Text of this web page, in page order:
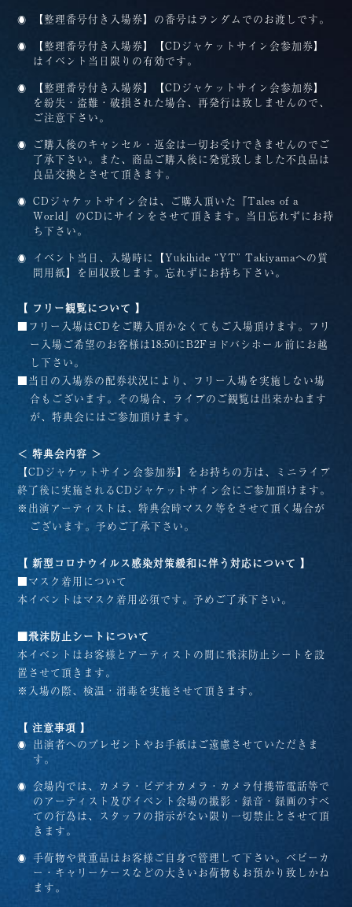
【整理番号付き入場券】の番号はランダムでのお渡しです。
【整理番号付き入場券】【CDジャケットサイン会参加券】
はイベント当日限りの有効です。
【整理番号付き入場券】【CDジャケットサイン会参加券】
を紛失・盗難・破損された場合、再発行は致しませんので、
ご注意下さい。
ご購入後のキャンセル・返金は一切お受けできませんのでご
了承下さい。また、商品ご購入後に発覚致しました不良品は
良品交換とさせて頂きます。
CDジャケットサイン会は、ご購入頂いた『Tales of a
World』のCDにサインをさせて頂きます。当日忘れずにお持
ち下さい。
イベント当日、入場時に【Yukihide “YT” Takiyamaへの質
問用紙】を回収致します。忘れずにお持ち下さい。
【 フリー観覧について 】
■フリー入場はCDをご購入頂かなくてもご入場頂けます。フリ
ー入場ご希望のお客様は18:50にB2Fヨドバシホール前にお越
し下さい。
■当日の入場券の配券状況により、フリー入場を実施しない場
合もございます。その場合、ライブのご観覧は出来かねます
が、特典会にはご参加頂けます。
＜ 特典会内容 ＞
【CDジャケットサイン会参加券】をお持ちの方は、ミニライブ
終了後に実施されるCDジャケットサイン会にご参加頂けます。
※出演アーティストは、特典会時マスク等をさせて頂く場合が
ございます。予めご了承下さい。
【 新型コロナウイルス感染対策緩和に伴う対応について 】
■マスク着用について
本イベントはマスク着用必須です。予めご了承下さい。
■飛沫防止シートについて
本イベントはお客様とアーティストの間に飛沫防止シートを設
置させて頂きます。
※入場の際、検温・消毒を実施させて頂きます。
【 注意事項 】
出演者へのプレゼントやお手紙はご遠慮させていただきま
す。
会場内では、カメラ・ビデオカメラ・カメラ付携帯電話等で
のアーティスト及びイベント会場の撮影・録音・録画のすべ
ての行為は、スタッフの指示がない限り一切禁止とさせて頂
きます。
手荷物や貴重品はお客様ご自身で管理して下さい。ベビーカ
ー・キャリーケースなどの大きいお荷物もお預かり致しかね
ます。